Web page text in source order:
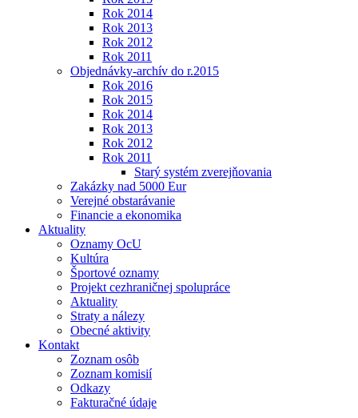
Rok 2014
Rok 2013
Rok 2012
Rok 2011
Objednávky-archív do r.2015
Rok 2016
Rok 2015
Rok 2014
Rok 2013
Rok 2012
Rok 2011
Starý systém zverejňovania
Zakázky nad 5000 Eur
Verejné obstarávanie
Financie a ekonomika
Aktuality
Oznamy OcU
Kultúra
Športové oznamy
Projekt cezhraničnej spolupráce
Aktuality
Straty a nálezy
Obecné aktivity
Kontakt
Zoznam osôb
Zoznam komisií
Odkazy
Fakturačné údaje